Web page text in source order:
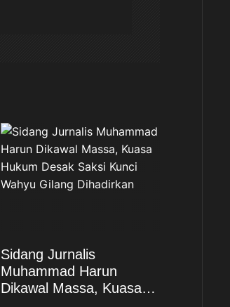
Sidang Jurnalis
Muhammad Harun
Dikawal Massa, Kuasa